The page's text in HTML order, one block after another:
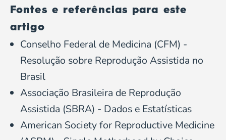
Fontes e referências para este
artigo
Conselho Federal de Medicina (CFM) -
Resolução sobre Reprodução Assistida no
Brasil
Associação Brasileira de Reprodução
Assistida (SBRA) - Dados e Estatísticas
American Society for Reproductive Medicine